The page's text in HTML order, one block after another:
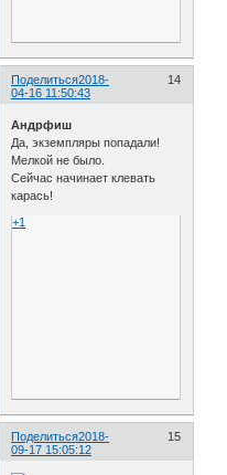
Поделиться 14
2018-
04-16 11:50:43
Андрфиш
Да, экземпляры попадали!
Мелкой не было.
Сейчас начинает клевать
карась!
+1
Поделиться 15
2018-
09-17 15:05:12